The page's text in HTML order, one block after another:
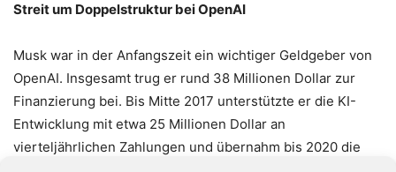
Streit um Doppelstruktur bei OpenAI
Musk war in der Anfangszeit ein wichtiger Geldgeber von
OpenAI. Insgesamt trug er rund 38 Millionen Dollar zur
Finanzierung bei. Bis Mitte 2017 unterstützte er die KI-
Entwicklung mit etwa 25 Millionen Dollar an
vierteljährlichen Zahlungen und übernahm bis 2020 die